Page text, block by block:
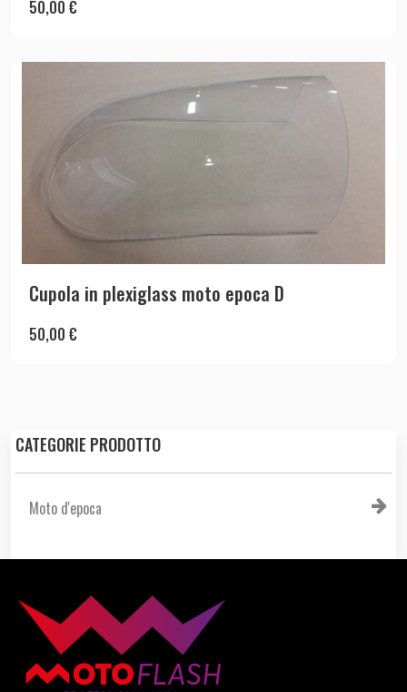
CATEGORIE PRODOTTO
Moto d'epoca
50,00 €
Cupola in plexiglass moto epoca D
50,00 €